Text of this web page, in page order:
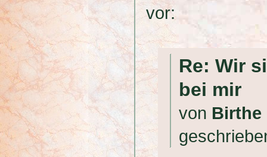
vor:
Re: Wir
bei mir
von Birthe